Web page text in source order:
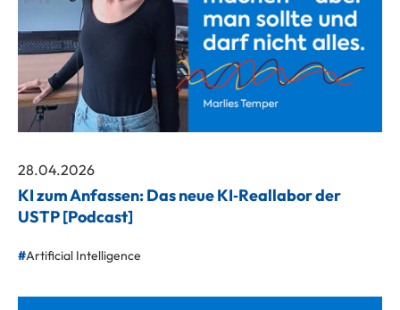
28.04.2026
KI zum Anfassen: Das neue KI‑Reallabor der
USTP [Podcast]
Artificial Intelligence